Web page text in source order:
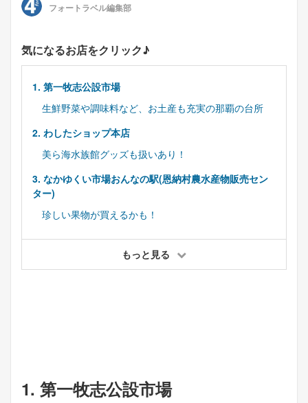
フォートラベル編集部
気になるお店をクリック♪
1. 第一牧志公設市場
生鮮野菜や調味料など、お土産も充実の那覇の台所
2. わしたショップ本店
美ら海水族館グッズも扱いあり！
3. なかゆくい市場おんなの駅(恩納村農水産物販売セン
ター)
珍しい果物が買えるかも！
もっと見る
1. 第一牧志公設市場